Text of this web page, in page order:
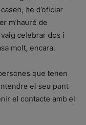
he d’oficiar
m’hauré de
celebrar dos i
molt, encara.
que tenen
el seu punt
el contacte amb el